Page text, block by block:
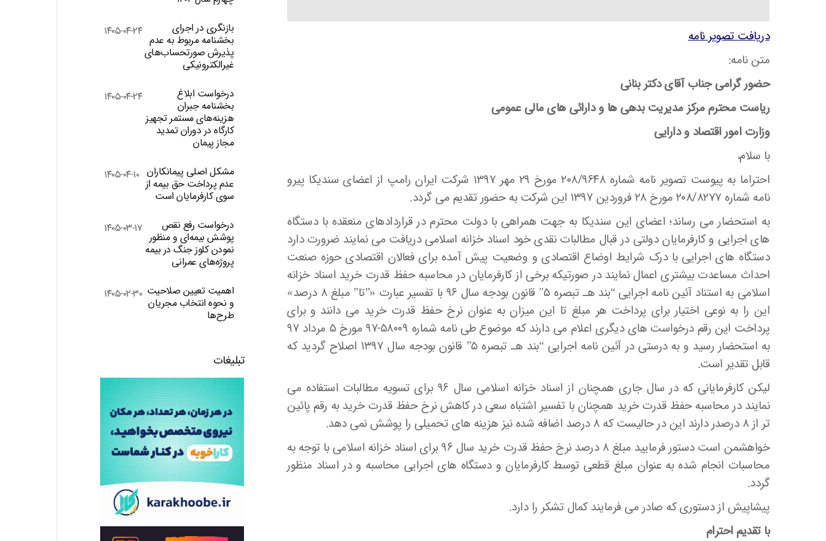
دریافت تصویر نامه
متن نامه:
حضور گرامی جناب آقای دکتر بنانی
ریاست محترم مرکز مدیریت بدهی ها و دارائی های مالی عمومی
وزارت امور اقتصاد و دارایی
با سلام،
احتراما به پیوست تصویر نامه شماره ۲۰۸/۹۶۴۸ مورخ ۲۹ مهر ۱۳۹۷ شرکت ایران رامپ از اعضای سندیکا پیرو
نامه شماره ۲۰۸/۸۲۷۷ مورخ ۲۸ فروردین ۱۳۹۷ این شرکت به حضور تقدیم می گردد.
به استحضار می رساند؛ اعضای این سندیکا به جهت همراهی با دولت محترم در قراردادهای منعقده با دستگاه
های اجرایی و کارفرمایان دولتی در قبال مطالبات نقدی خود اسناد خزانه اسلامی دریافت می نمایند ضرورت دارد
دستگاه های اجرایی با درک شرایط اوضاع اقتصادی و وضعیت پیش آمده برای فعالان اقتصادی حوزه صنعت
احداث مساعدت بیشتری اعمال نمایند در صورتیکه برخی از کارفرمایان در محاسبه حفظ قدرت خرید اسناد خزانه
اسلامی به استناد آئین نامه اجرایی “بند هـ تبصره ۵″ قانون بودجه سال ۹۶ با تفسیر عبارت «”تا” مبلغ ۸ درصد»
این را به نوعی اختیار برای پرداخت هر مبلغ تا این میزان به عنوان نرخ حفظ قدرت خرید می دانند و برای
پرداخت این رقم درخواست های دیگری اعلام می دارند که موضوع طی نامه شماره ۵۸۰۰۹-۹۷ مورخ ۵ مرداد ۹۷
به استحضار رسید و به درستی در آئین نامه اجرایی “بند هـ تبصره ۵” قانون بودجه سال ۱۳۹۷ اصلاح گردید که
قابل تقدیر است.
لیکن کارفرمایانی که در سال جاری همچنان از اسناد خزانه اسلامی سال ۹۶ برای تسویه مطالبات استفاده می
نمایند در محاسبه حفظ قدرت خرید همچنان با تفسیر اشتباه سعی در کاهش نرخ حفظ قدرت خرید به رقم پائین
تر از ۸ درصدر دارند این در حالیست که ۸ درصد اضافه شده نیز هزینه های تحمیلی را پوشش نمی دهد.
خواهشمن است دستور فرمایید مبلغ ۸ درصد نرخ حفظ قدرت خرید سال ۹۶ برای اسناد خزانه اسلامی با توجه به
محاسبات انجام شده به عنوان مبلغ قطعی توسط کارفرمایان و دستگاه های اجرایی محاسبه و در اسناد منظور
گردد.
پیشاپیش از دستوری که صادر می فرمایند کمال تشکر را دارد.
با تقدیم احترام
بازنگری در اجرای
بخشنامه مربوط به عدم
پذیرش صورتحساب‌های
غیرالکترونیکی
۱۴۰۵-۰۴-۲۴
درخواست ابلاغ
بخشنامه جبران
هزینه‌های مستمر تجهیز
کارگاه در دوران تمدید
مجاز پیمان
۱۴۰۵-۰۴-۲۴
مشکل اصلی پیمانکاران
عدم پرداخت حق بیمه از
سوی کارفرمایان است
۱۴۰۵-۰۴-۱۰
درخواست رفع نقص
پوشش بیمه‌ای و منظور
نمودن کلوز جنگ در بیمه
پروژه‌های عمرانی
۱۴۰۵-۰۳-۱۷
اهمیت تعیین صلاحیت
و نحوه انتخاب مجریان
طرح‌ها
۱۴۰۵-۰۲-۳۰
تبلیغات